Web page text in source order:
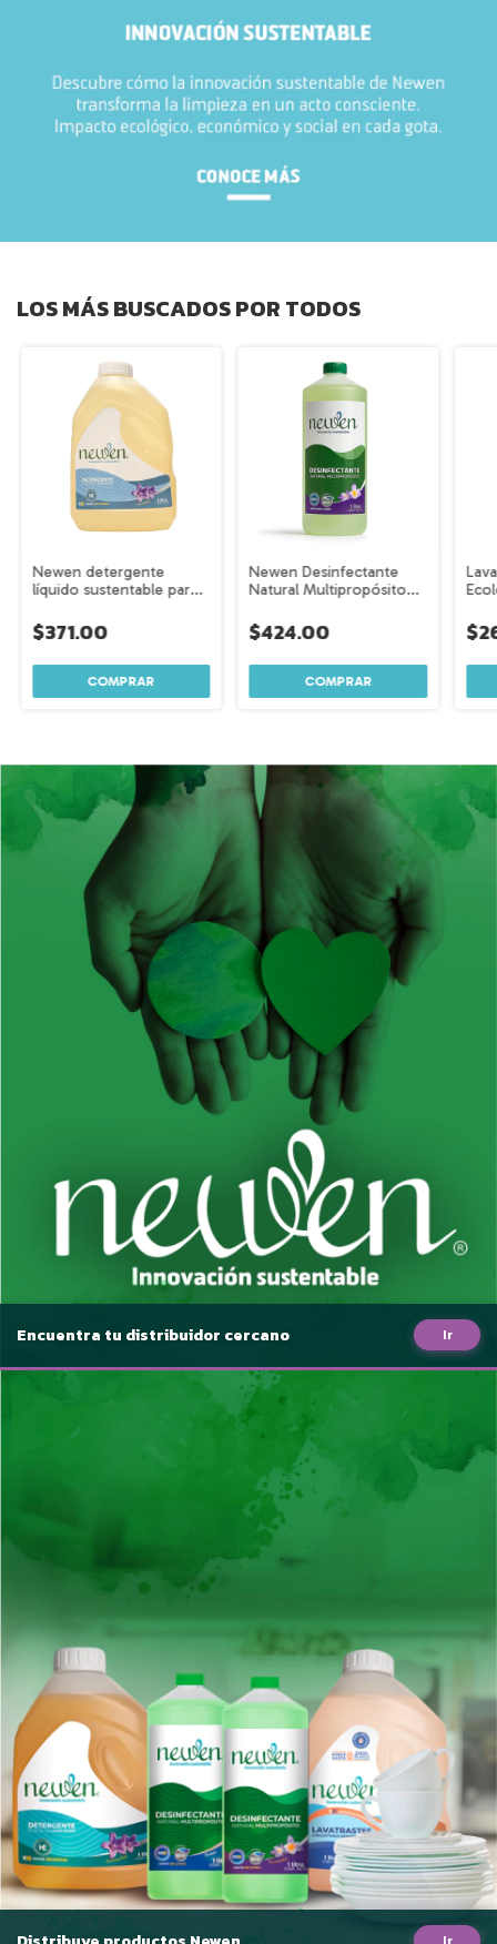
LOS MÁS BUSCADOS POR TODOS
Newen detergente
líquido sustentable para
$371.00
Newen Desinfectante
Natural Multipropósito
Litro
$424.00
de
Encuentra tu distribuidor cercano Ir
Ir